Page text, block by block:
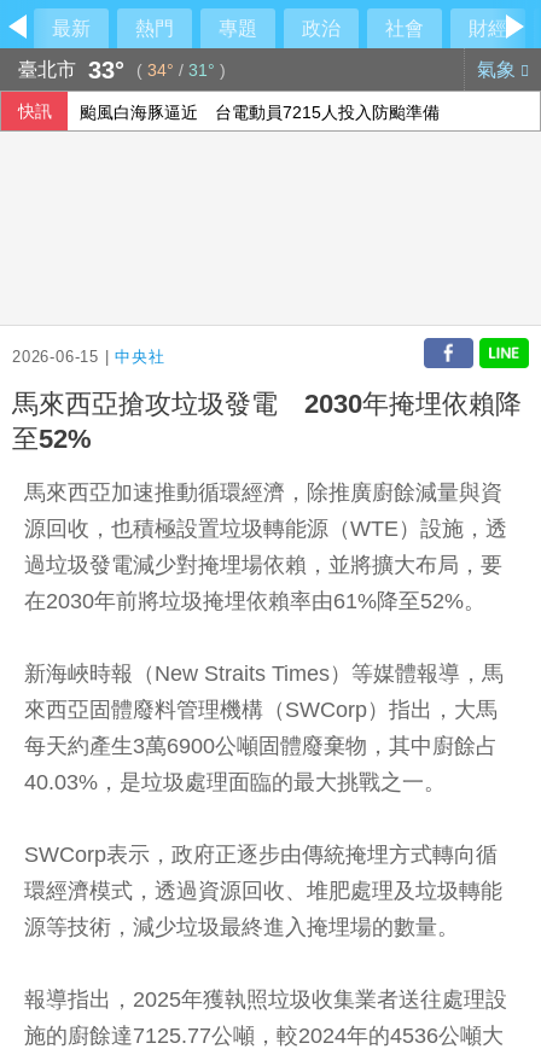
最新 熱門 專題 政治 社會
財經
臺北市 33° ( 34° / 31° ) 氣象
快訊 颱風白海豚逼近 台電動員7215人投入防颱準備
2026-06-15 |中央社
馬來西亞搶攻垃圾發電 2030年掩埋依賴降
至52%
馬來西亞加速推動循環經濟，除推廣廚餘減量與資
源回收，也積極設置垃圾轉能源（WTE）設施，透
過垃圾發電減少對掩埋場依賴，並將擴大布局，要
在2030年前將垃圾掩埋依賴率由61%降至52%。
新海峽時報（New Straits Times）等媒體報導，馬
來西亞固體廢料管理機構（SWCorp）指出，大馬
每天約產生3萬6900公噸固體廢棄物，其中廚餘占
40.03%，是垃圾處理面臨的最大挑戰之一。
SWCorp表示，政府正逐步由傳統掩埋方式轉向循
環經濟模式，透過資源回收、堆肥處理及垃圾轉能
源等技術，減少垃圾最終進入掩埋場的數量。
報導指出，2025年獲執照垃圾收集業者送往處理設
施的廚餘達7125.77公噸，較2024年的4536公噸大